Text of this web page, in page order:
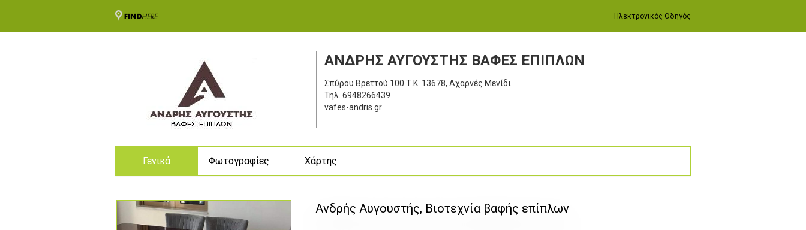
Ηλεκτρονικός Οδηγός
ΑΝΔΡΗΣ ΑΥΓΟΥΣΤΗΣ ΒΑΦΕΣ ΕΠΙΠΛΩΝ
Σπύρου Βρεττού 100 Τ.Κ. 13678, Αχαρνές Μενίδι
Τηλ. 6948266439
vafes-andris.gr
Γενικά Φωτογραφίες Χάρτης
Ανδρής Αυγουστής, Βιοτεχνία βαφής επίπλων